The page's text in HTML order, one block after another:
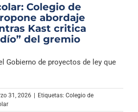
Colegio de
abordaje
Kast critica
del gremio
Gobierno de proyectos de ley que
31, 2026 | Etiquetas: Colegio de